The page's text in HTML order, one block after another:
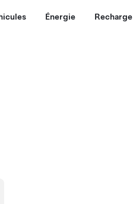
Énergie Recharge